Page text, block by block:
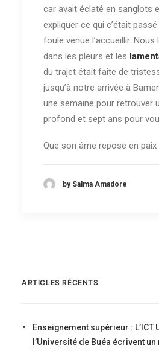
car avait éclaté en sanglots
expliquer ce qui c’était
foule venue l’accueillir.
dans les pleurs et les
du trajet était faite de
jusqu’à notre arrivée à
une semaine pour retrouver
profond et sept ans pour
Que son âme repose en paix
by Salma Amadore
ARTICLES RÉCENTS
Enseignement supérieur : L’ICT
l’Université de Buéa écrivent